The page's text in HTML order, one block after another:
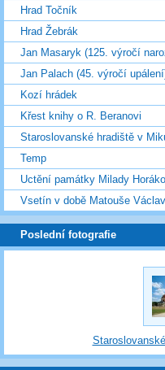
Hrad Točník
Hrad Žebrák
Jan Masaryk (125. výročí
Jan Palach (45. výročí
Kozí hrádek
Křest knihy o R. Beranovi
Staroslovanské hradiště v
Temp
Uctění památky Milady
Vsetín v době Matouše
Poslední fotografie